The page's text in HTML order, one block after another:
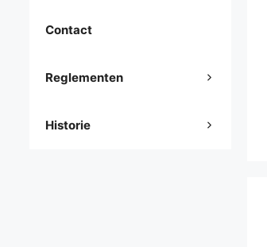
Contact
Reglementen
Historie